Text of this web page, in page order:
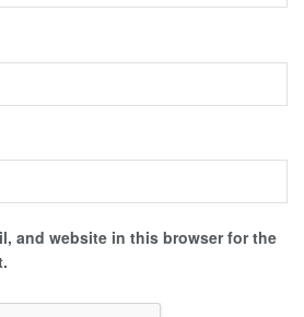
and website in this browser for the